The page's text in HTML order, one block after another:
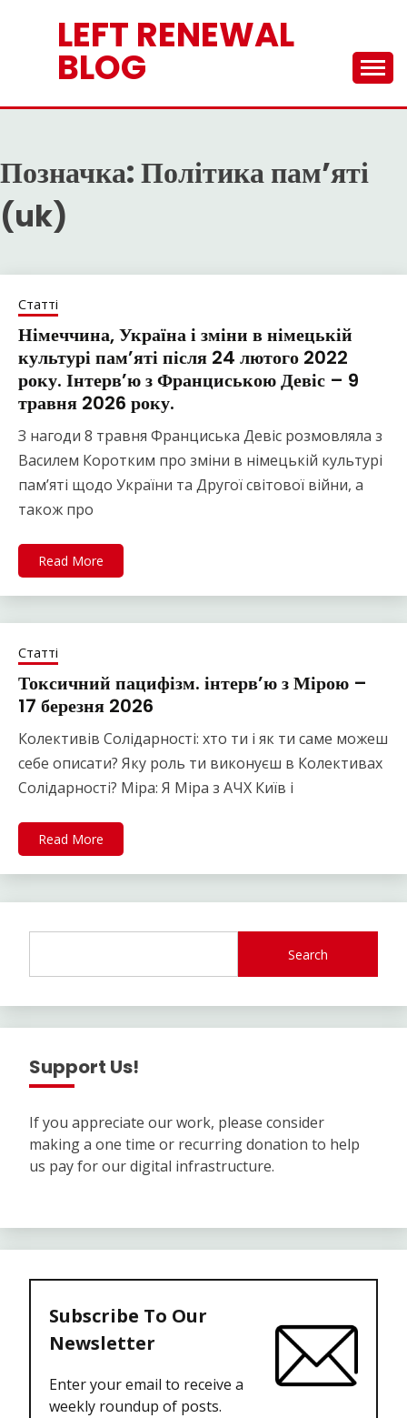
LEFT RENEWAL
BLOG
Позначка:Політика пам’яті
(uk)
Статті
Німеччина, Україна і зміни в німецькій
культурі пам’яті після 24 лютого 2022
року. Інтерв’ю з Франциською Девіс – 9
травня 2026 року.
З нагоди 8 травня Франциська Девіс розмовляла з
Василем Коротким про зміни в німецькій культурі
пам’яті щодо України та Другої світової війни, а
також про
Read More
Статті
Токсичний пацифізм. інтерв’ю з Мірою –
17 березня 2026
Колективів Солідарності: хто ти і як ти саме можеш
себе описати? Яку роль ти виконуєш в Колективах
Солідарності? Міра: Я Міра з АЧХ Київ і
Read More
Search
Support Us!
If you appreciate our work, please consider
making a one time or recurring donation to help
us pay for our digital infrastructure.
Subscribe To Our
Newsletter
Enter your email to receive a
weekly roundup of posts.